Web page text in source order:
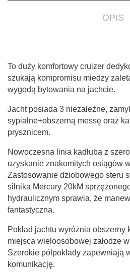
OPIS
To duży komfortowy cruizer
szukają kompromisu miedzy
wygodą bytowania na jachcie.
Jacht posiada 3 niezależne,
sypialne+obszerną messę oraz
prysznicem.
Nowoczesna linia kadłuba z
uzyskanie znakomitych osiągów
Zastosowanie dziobowego steru
silnika Mercury 20kM
hydraulicznym sprawia, że
fantastyczna.
Pokład jachtu wyróżnia obszerny
miejsca wieloosobowej załodze
Szerokie półpokłady zapewniają
komunikację.